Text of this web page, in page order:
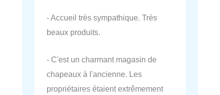
- Accueil très sympathique. Très
beaux produits.
- C'est un charmant magasin de
chapeaux à l'ancienne. Les
propriétaires étaient extrêmement